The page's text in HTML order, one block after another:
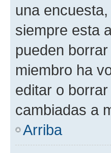
una
siempre esta
pueden
miembro ha
editar o
cambiadas a
Arriba